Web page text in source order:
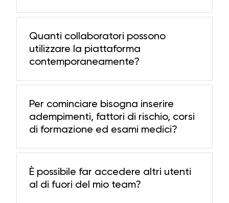
Quanti collaboratori possono
utilizzare la piattaforma
contemporaneamente?
Per cominciare bisogna inserire
adempimenti, fattori di rischio, corsi
di formazione ed esami medici?
È possibile far accedere altri utenti
al di fuori del mio team?